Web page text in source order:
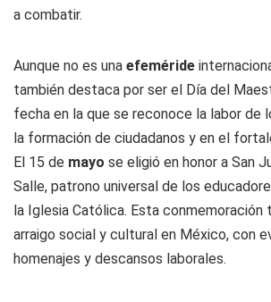
a combatir.
Aunque no es una efeméride
también destaca por ser el Día del
fecha en la que se reconoce la labor de
la formación de ciudadanos y en el
El 15 de mayo se eligió en honor a San
Salle, patrono universal de los
la Iglesia Católica. Esta conmemoración
arraigo social y cultural en México, con
homenajes y descansos laborales.